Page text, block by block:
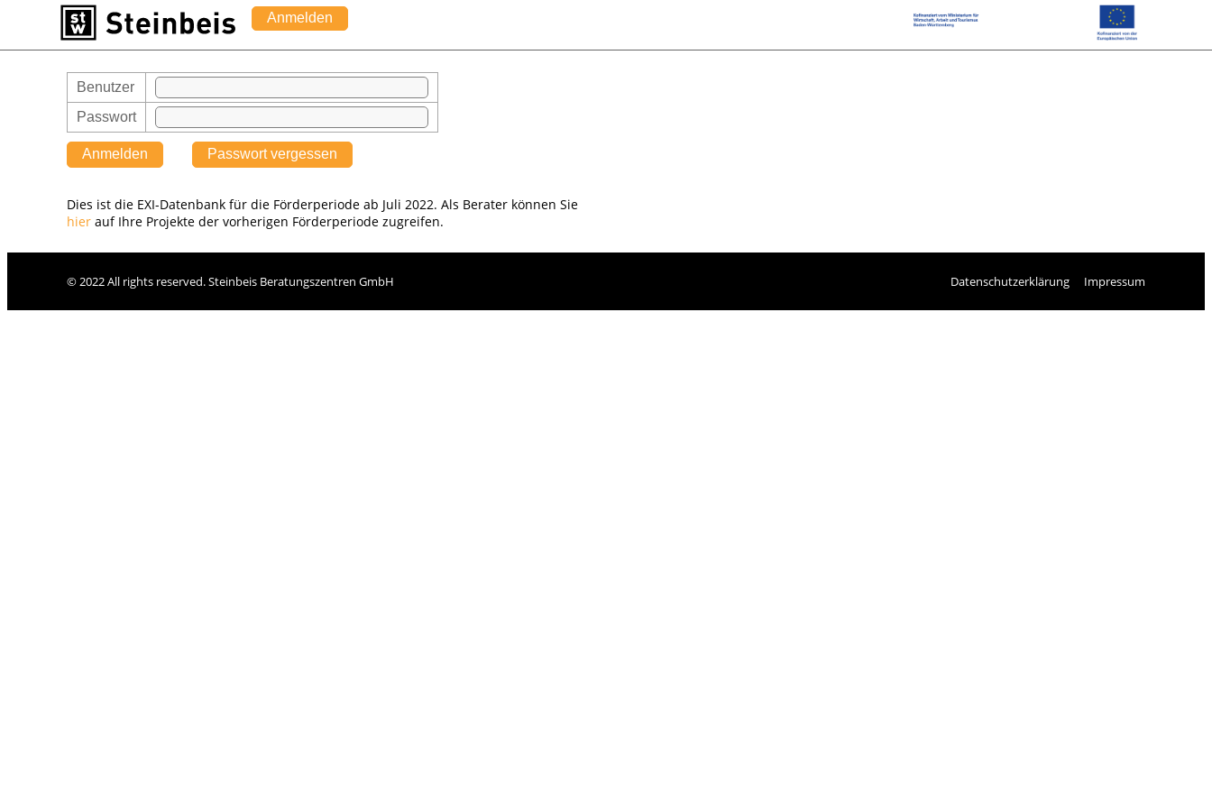
Anmelden
Benutzer
Passwort
Anmelden Passwort vergessen
Dies ist die EXI-Datenbank für die Förderperiode ab Juli 2022. Als Berater können Sie
hier auf Ihre Projekte der vorherigen Förderperiode zugreifen.
© 2022 All rights reserved. Steinbeis Beratungszentren GmbH Datenschutzerklärung Impressum